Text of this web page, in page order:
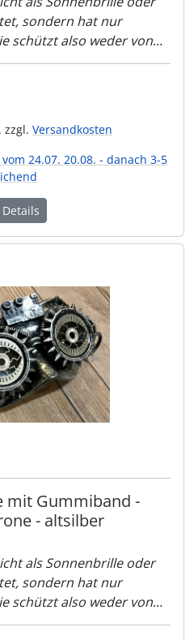
sondern hat nur
schützt also weder von
Schweißer-Flamme!!
zzgl. Versandkosten
24.07. 20.08. - danach 3-5
Details
mit Gummiband -
- altsilber
als Sonnenbrille oder
sondern hat nur
schützt also weder von
Schweißer-Flamme!!